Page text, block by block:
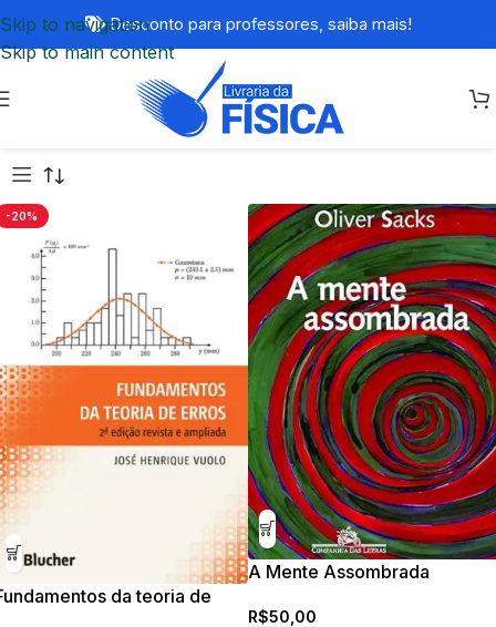
Skip to navigation
Skip to main content
Desconto para professores, saiba mais!
-20%
da teoria de
A Mente Assombrada
R$50,00